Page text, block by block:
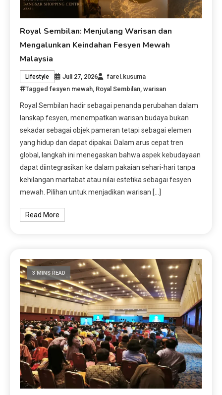
Royal Sembilan: Menjulang Warisan dan
Mengalunkan Keindahan Fesyen Mewah
Malaysia
Lifestyle Juli 27, 2026
farel.kusuma
Taggedfesyen mewah Royal Sembilan ,warisan
Royal Sembilan hadir sebagai penanda perubahan dalam
lanskap fesyen, menempatkan warisan budaya bukan
sekadar sebagai objek pameran tetapi sebagai elemen
yang hidup dan dapat dipakai. Dalam arus cepat tren
global, langkah ini menegaskan bahwa aspek kebudayaan
dapat diintegrasikan ke dalam pakaian sehari-hari tanpa
kehilangan martabat atau nilai estetika sebagai fesyen
mewah. Pilihan untuk menjadikan warisan […]
Read More
3 MINS READ